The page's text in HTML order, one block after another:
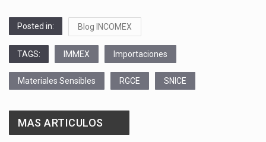
Posted in: Blog INCOMEX
TAGS: IMMEX Importaciones
Materiales Sensibles RGCE SNICE
MAS ARTICULOS